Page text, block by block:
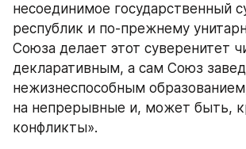
несоединимое государственный
республик и по-прежнему
Союза делает этот суверенитет
декларативным, а сам Союз
нежизнеспособным
на непрерывные и, может быть,
конфликты».